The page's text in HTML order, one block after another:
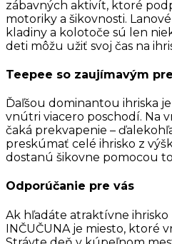
zábavných aktivít, ktoré
motoriky a šikovnosti.
kladiny a kolotoče sú len
deti môžu užiť svoj čas na
Teepee so zaujímavým
Ďaľšou dominantou ihriska
vnútri viacero poschodí. Na
čaká prekvapenie –
preskúmať celé ihrisko z
dostanú šikovne pomocou
Odporúčanie pre vás
Ak hľadáte atraktívne ihrisko
INČUČUNA je miesto, ktoré